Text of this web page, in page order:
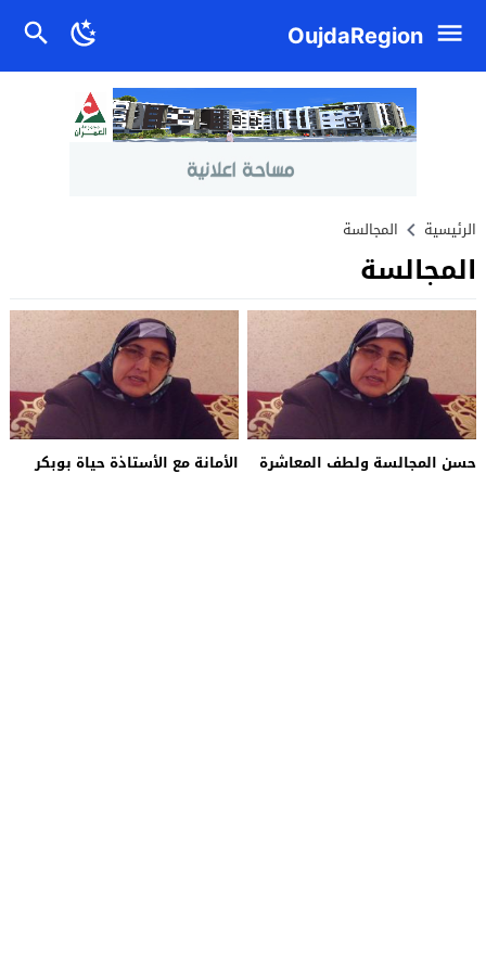
OujdaRegion
الرئيسية المجالسة
المجالسة
حسن المجالسة ولطف المعاشرة الأمانة مع الأستاذة حياة بوبكر